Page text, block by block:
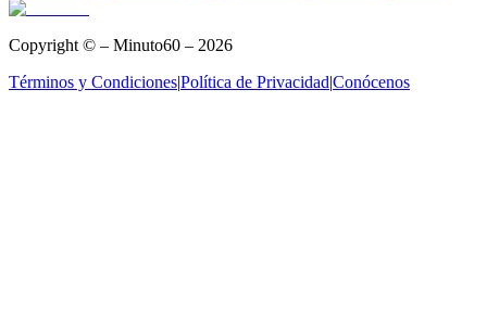
Copyright © – Minuto60 – 2026
Términos y Condiciones|Política de Privacidad|Conócenos